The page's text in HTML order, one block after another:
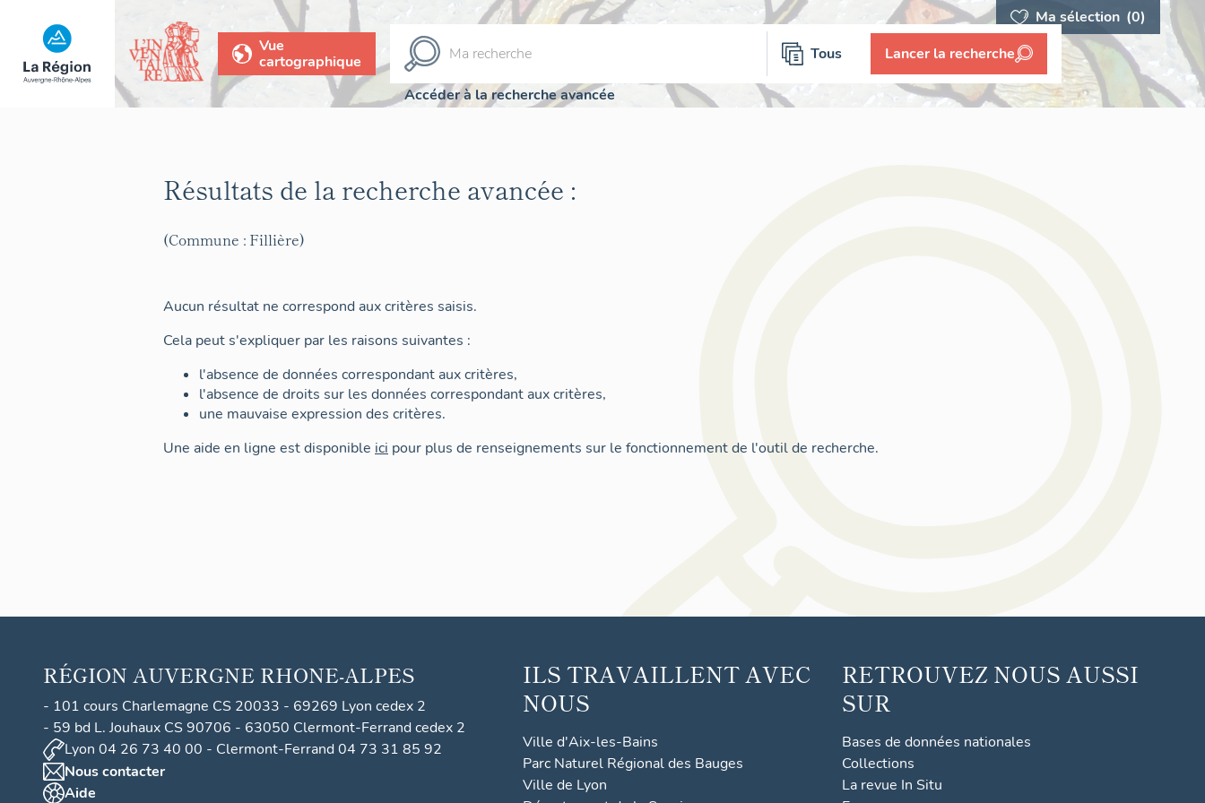
Ma sélection (0)
Vue
cartographique
Tous Lancer la recherche
Accéder à la recherche avancée
Résultats de la recherche avancée :
(Commune : Fillière)
Aucun résultat ne correspond aux critères saisis.
Cela peut s'expliquer par les raisons suivantes :
l'absence de données correspondant aux critères,
l'absence de droits sur les données correspondant aux critères,
une mauvaise expression des critères.
Une aide en ligne est disponible ici pour plus de renseignements sur le fonctionnement de l'outil de recherche.
RÉGION AUVERGNE RHONE-ALPES
- 101 cours Charlemagne CS 20033 - 69269 Lyon cedex 2
- 59 bd L. Jouhaux CS 90706 - 63050 Clermont-Ferrand cedex 2
Lyon 04 26 73 40 00 - Clermont-Ferrand 04 73 31 85 92
Nous contacter
Aide
ILS TRAVAILLENT AVEC
NOUS
Ville d'Aix-les-Bains
Parc Naturel Régional des Bauges
Ville de Lyon
RETROUVEZ NOUS AUSSI
SUR
Bases de données nationales
Collections
La revue In Situ